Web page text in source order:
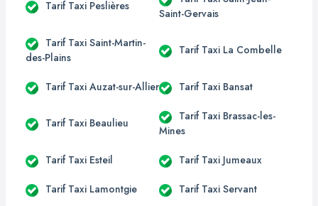
Tarif Taxi Peslières
Saint-Gervais
Tarif Taxi Saint-Martin-
des-Plains
Tarif Taxi La Combelle
Tarif Taxi Auzat-sur-Allier Tarif Taxi Bansat
Tarif Taxi Beaulieu
Tarif Taxi Brassac-les-
Mines
Tarif Taxi Esteil Tarif Taxi Jumeaux
Tarif Taxi Lamontgie Tarif Taxi Servant